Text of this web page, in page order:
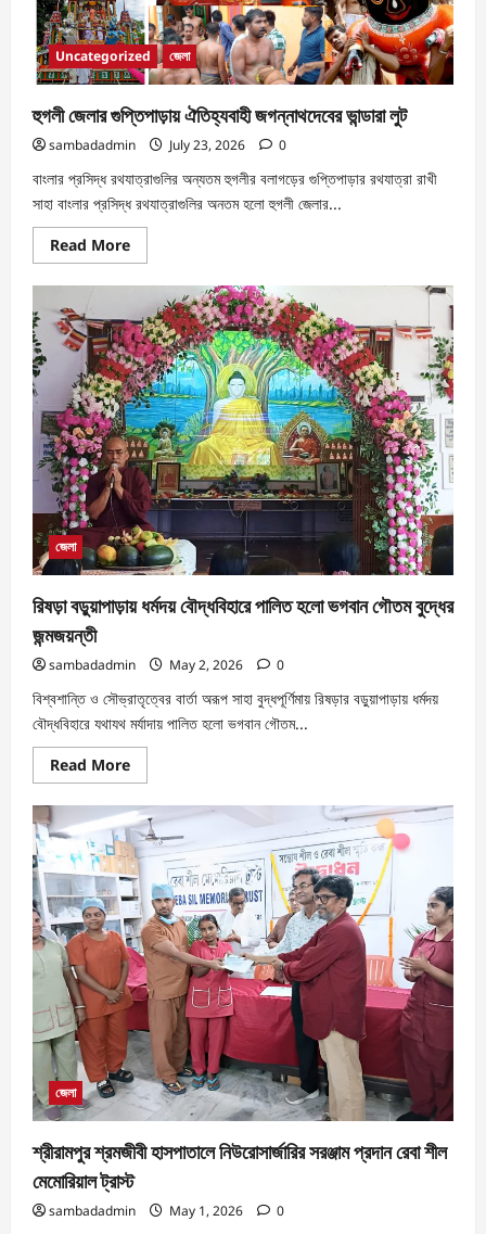
Uncategorized জেলা
হুগলী জেলার গুপ্তিপাড়ায় ঐতিহ্যবাহী জগন্নাথদেবের ভান্ডারা লুট
sambadadmin July 23, 2026 0
বাংলার প্রসিদ্ধ রথযাত্রাগুলির অন্যতম হুগলীর বলাগড়ের গুপ্তিপাড়ার রথযাত্রা রাখী
সাহা বাংলার প্রসিদ্ধ রথযাত্রাগুলির অন‌তম হলো হুগলী জেলার...
Read More
জেলা
রিষড়া বড়ুয়াপাড়ায় ধর্মদয় বৌদ্ধবিহারে পালিত হলো ভগবান গৌতম বুদ্ধের
জন্মজয়ন্তী
sambadadmin May 2, 2026 0
বিশ্বশান্তি ও সৌভ্রাতৃত্বের বার্তা অরূপ সাহা বুদ্ধপূর্ণিমায় রিষড়ার বড়ুয়াপাড়ায় ধর্মদয়
বৌদ্ধবিহারে যথাযথ মর্যাদায় পালিত হলো ভগবান গৌতম...
Read More
জেলা
শ্রীরামপুর শ্রমজীবী হাসপাতালে নিউরোসার্জারির সরঞ্জাম প্রদান রেবা শীল
মেমোরিয়াল ট্রাস্ট
sambadadmin May 1, 2026 0